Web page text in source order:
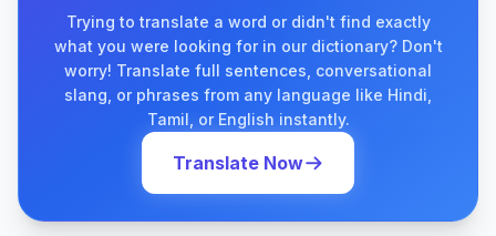
Trying to translate a word or didn't find exactly
what you were looking for in our dictionary? Don't
worry! Translate full sentences, conversational
slang, or phrases from any language like Hindi,
Tamil, or English instantly.
Translate Now